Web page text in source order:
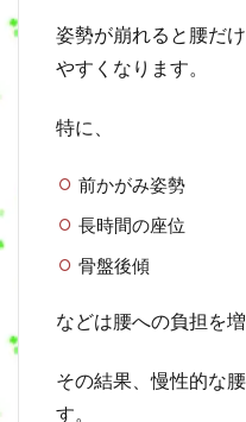
8
灸
骨
ま
た
き
の
姿
改
9
よ
姿勢が崩れると腰だ
やすくなります。
特に、
前かがみ姿勢
長時間の座位
骨盤後傾
などは腰への負担を増
その結果、慢性的な
す。